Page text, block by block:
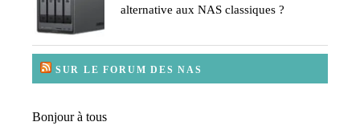
alternative aux NAS classiques ?
SUR LE FORUM DES NAS
Bonjour à tous